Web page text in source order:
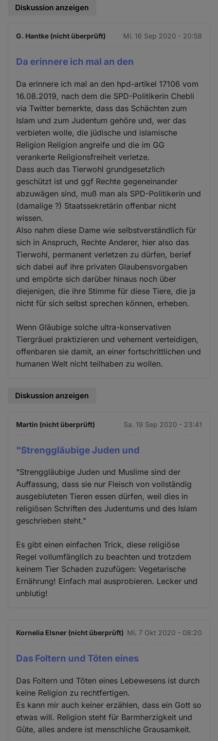
Diskussion anzeigen
G. Hantke (nicht überprüft) Mi. 16 Sep 2020 - 20:58
Da erinnere ich mal an den
Da erinnere ich mal an den hpd-artikel 17106 vom
16.08.2019, nach dem die SPD-Politikerin Chebli
via Twitter bemerkte, dass das Schächten zum
Islam und zum Judentum gehöre und, wer das
verbieten wolle, die jüdische und islamische
Religion Religion angreife und die im GG
verankerte Religionsfreiheit verletze.
Dass auch das Tierwohl grundgesetzlich
geschützt ist und ggf Rechte gegeneinander
abzuwägen sind, muß man als SPD-Politikerin und
(damalige ?) Staatssekretärin offenbar nicht
wissen.
Also nahm diese Dame wie selbstverständlich für
sich in Anspruch, Rechte Anderer, hier also das
Tierwohl, permanent verletzen zu dürfen, berief
sich dabei auf ihre privaten Glaubensvorgaben
und empörte sich darüber hinaus noch über
diejenigen, die ihre Stimme für diese Tiere, die ja
nicht für sich selbst sprechen können, erheben.
Wenn Gläubige solche ultra-konservativen
Tiergräuel praktizieren und vehement verteidigen,
offenbaren sie damit, an einer fortschrittlichen und
humanen Welt nicht teilhaben zu wollen.
Diskussion anzeigen
Martin (nicht überprüft) Sa. 19 Sep 2020 - 23:41
"Strenggläubige Juden und
"Strenggläubige Juden und Muslime sind der
Auffassung, dass sie nur Fleisch von vollständig
ausgebluteten Tieren essen dürfen, weil dies in
religiösen Schriften des Judentums und des Islam
geschrieben steht."
Es gibt einen einfachen Trick, diese religiöse
Regel vollumfänglich zu beachten und trotzdem
keinem Tier Schaden zuzufügen: Vegetarische
Ernährung! Einfach mal ausprobieren. Lecker und
unblutig!
Kornelia Elsner (nicht überprüft) Mi. 7 Okt 2020 - 08:20
Das Foltern und Töten eines
Das Foltern und Töten eines Lebewesens ist durch
keine Religion zu rechtfertigen.
Es kann mir auch keiner erzählen, dass ein Gott so
etwas will. Religion steht für Barmherzigkeit und
Güte, alles andere ist menschliche Grausamkeit.